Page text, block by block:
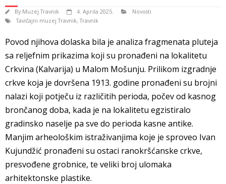
By Muzej Travnik 4. Aprila 2025.
Novosti
Tavičajni muzej Travnik,Travnik
Povod njihova dolaska bila je analiza fragmenata pluteja
sa reljefnim prikazima koji su pronađeni na lokalitetu
Crkvina (Kalvarija) u Malom Mošunju. Prilikom izgradnje
crkve koja je dovršena 1913. godine pronađeni su brojni
nalazi koji potječu iz različitih perioda, počev od kasnog
brončanog doba, kada je na lokalitetu egzistiralo
gradinsko naselje pa sve do perioda kasne antike.
Manjim arheološkim istraživanjima koje je sproveo Ivan
Kujundžić pronađeni su ostaci ranokršćanske crkve,
presvođene grobnice, te veliki broj ulomaka
arhitektonske plastike.